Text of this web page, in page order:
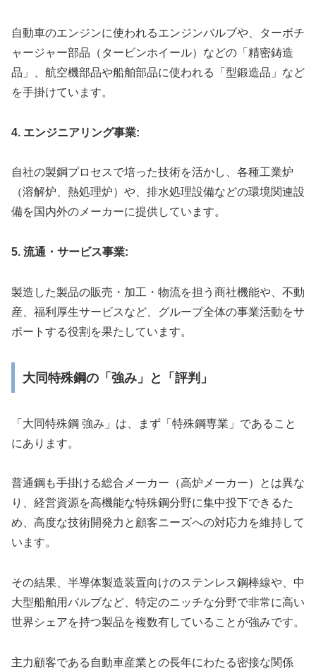
自動車のエンジンに使われるエンジンバルブや、ターボチ
ャージャー部品（タービンホイール）などの「精密鋳造
品」、航空機部品や船舶部品に使われる「型鍛造品」など
を手掛けています。
4. エンジニアリング事業:
自社の製鋼プロセスで培った技術を活かし、各種工業炉
（溶解炉、熱処理炉）や、排水処理設備などの環境関連設
備を国内外のメーカーに提供しています。
5. 流通・サービス事業:
製造した製品の販売・加工・物流を担う商社機能や、不動
産、福利厚生サービスなど、グループ全体の事業活動をサ
ポートする役割を果たしています。
大同特殊鋼の「強み」と「評判」
「大同特殊鋼 強み」は、まず「特殊鋼専業」であること
にあります。
普通鋼も手掛ける総合メーカー（高炉メーカー）とは異な
り、経営資源を高機能な特殊鋼分野に集中投下できるた
め、高度な技術開発力と顧客ニーズへの対応力を維持して
います。
その結果、半導体製造装置向けのステンレス鋼棒線や、中
大型船舶用バルブなど、特定のニッチな分野で非常に高い
世界シェアを持つ製品を複数有していることが強みです。
主力顧客である自動車産業との長年にわたる密接な関係